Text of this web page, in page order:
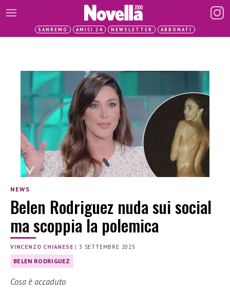
SANREMO AMICI 24 NEWSLETTER ABBONATI
NEWS
Belen Rodriguez nuda sui social
ma scoppia la polemica
VINCENZO CHIANESE |3 SETTEMBRE 2025
BELEN RODRIGUEZ
Cosa è accaduto